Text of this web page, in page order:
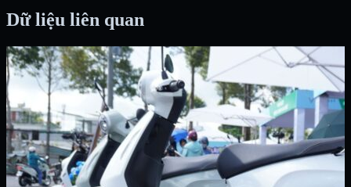
Dữ liệu liên quan